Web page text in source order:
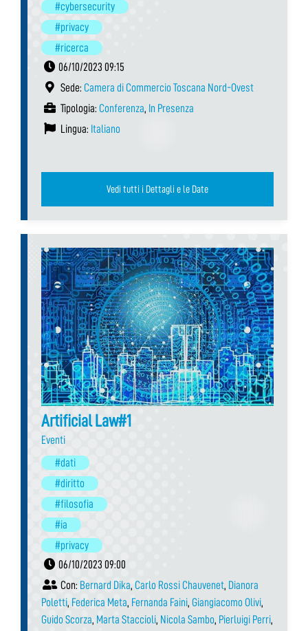
#cybersecurity
#privacy
#ricerca
06/10/2023 09:15
Sede: Camera di Commercio Toscana Nord-Ovest
Tipologia: Conferenza, In Presenza
Lingua: Italiano
Vedi tutti i Dettagli e le Date
Artificial Law#1
Eventi
#dati
#diritto
#filosofia
#ia
#privacy
06/10/2023 09:00
Con: Bernard Dika, Carlo Rossi Chauvenet, Dianora
Poletti, Federica Meta, Fernanda Faini, Giangiacomo Olivi,
Guido Scorza, Marta Staccioli, Nicola Sambo, Pierluigi Perri,